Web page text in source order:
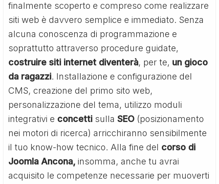
finalmente scoperto e compreso come realizzare
siti web è davvero semplice e immediato. Senza
alcuna conoscenza di programmazione e
soprattutto attraverso procedure guidate,
costruire siti internet diventerà, per te, un gioco
da ragazzi. Installazione e configurazione del
CMS, creazione del primo sito web,
personalizzazione del tema, utilizzo moduli
integrativi e concetti sullaSEO (posizionamento
nei motori di ricerca) arricchiranno sensibilmente
il tuo know-how tecnico. Alla fine del corso di
Joomla Ancona, insomma, anche tu avrai
acquisito le competenze necessarie per muoverti